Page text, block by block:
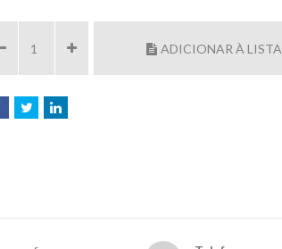
ADICIONAR À LISTA